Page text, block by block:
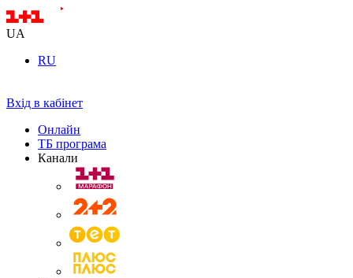
UA
RU
Вхід в кабінет
Онлайн
ТБ програма
Канали